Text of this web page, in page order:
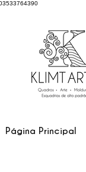
Página Principal